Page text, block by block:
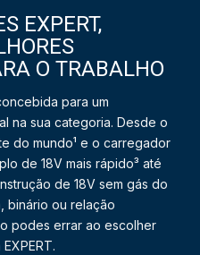
EXPERT,
O TRABALHO
para um
na sua categoria. Desde o
do mundo¹ e o carregador
de 18V mais rápido³ até
de 18V sem gás do
binário ou relação
podes errar ao escolher